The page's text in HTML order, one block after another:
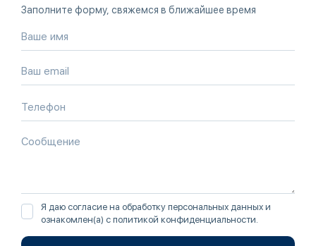
Заполните форму, свяжемся в ближайшее время
Я даю согласие на обработку персональных данных и
ознакомлен(а) с политикой конфиденциальности